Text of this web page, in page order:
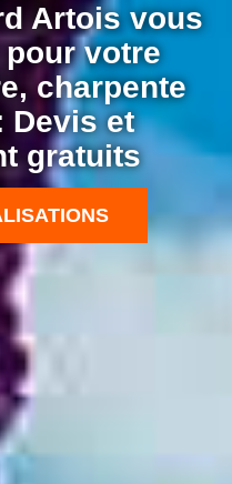
Artois vous
votre
charpente
Devis et
gratuits